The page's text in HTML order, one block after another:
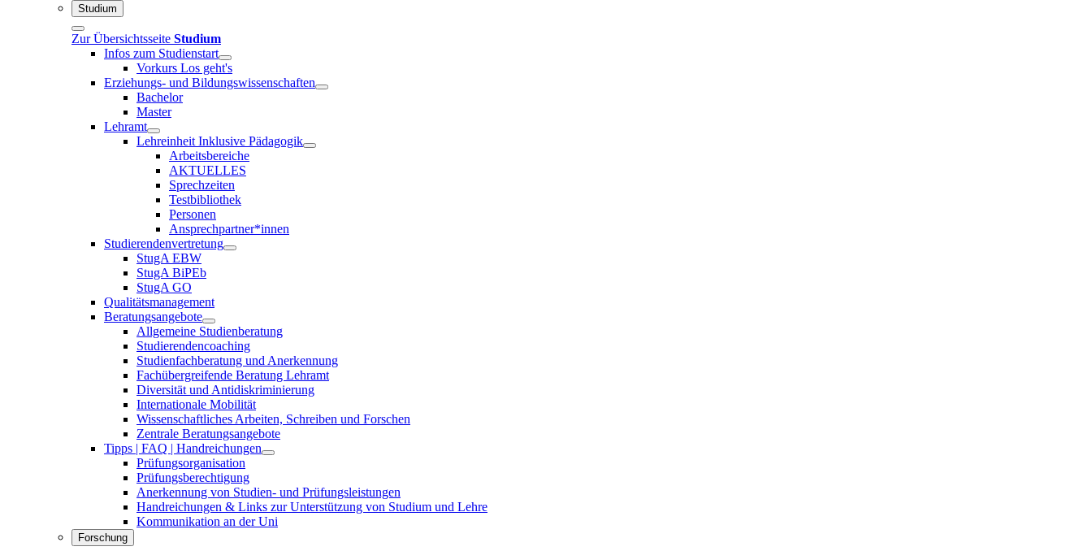
Studium
Zur Übersichtsseite Studium
Infos zum Studienstart
Vorkurs Los geht's
Erziehungs- und Bildungswissenschaften
Bachelor
Master
Lehramt
Lehreinheit Inklusive Pädagogik
Arbeitsbereiche
AKTUELLES
Sprechzeiten
Testbibliothek
Personen
Ansprechpartner*innen
Studierendenvertretung
StugA EBW
StugA BiPEb
StugA GO
Qualitätsmanagement
Beratungsangebote
Allgemeine Studienberatung
Studierendencoaching
Studienfachberatung und Anerkennung
Fachübergreifende Beratung Lehramt
Diversität und Antidiskriminierung
Internationale Mobilität
Wissenschaftliches Arbeiten, Schreiben und Forschen
Zentrale Beratungsangebote
Tipps | FAQ | Handreichungen
Prüfungsorganisation
Prüfungsberechtigung
Anerkennung von Studien- und Prüfungsleistungen
Handreichungen & Links zur Unterstützung von Studium und Lehre
Kommunikation an der Uni
Forschung